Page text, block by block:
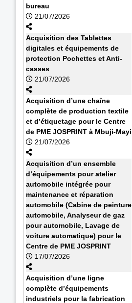
bureau
21/07/2026
Acquisition des Tablettes
digitales et équipements de
protection Pochettes et Anti-
casses
21/07/2026
Acquisition d’une chaîne
complète de production textile
et d’étiquetage pour le Centre
de PME JOSPRINT à Mbuji-Mayi
21/07/2026
Acquisition d’un ensemble
d’équipements pour atelier
automobile intégrée pour
maintenance et réparation
automobile (Cabine de peinture
automobile, Analyseur de gaz
pour automobile, Lavage de
voiture automatique) pour le
Centre de PME JOSPRINT
17/07/2026
Acquisition d’une ligne
complète d’équipements
industriels pour la fabrication